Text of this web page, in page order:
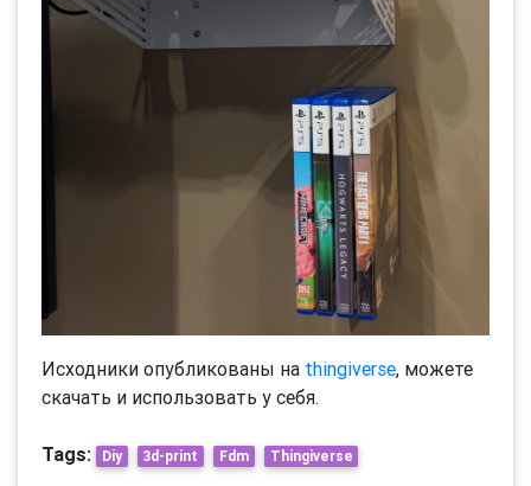
Исходники опубликованы на thingiverse, можете
скачать и использовать у себя.
Tags: Diy 3d-print Fdm Thingiverse